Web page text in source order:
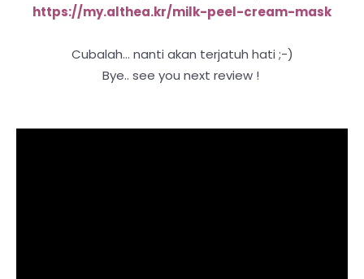
https://my.althea.kr/milk-peel-cream-mask
Cubalah... nanti akan terjatuh hati ;-)
Bye.. see you next review !